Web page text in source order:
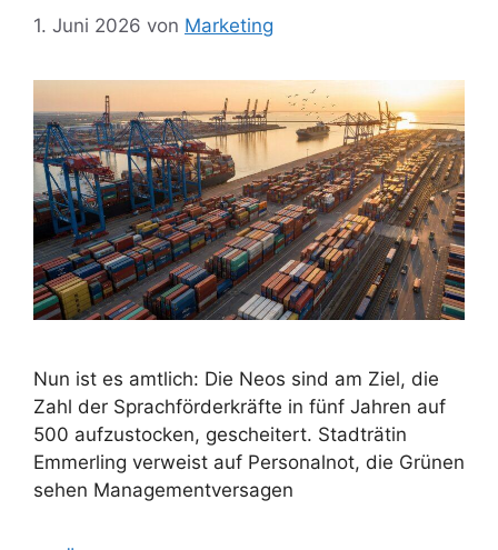
1. Juni 2026 von Marketing
Nun ist es amtlich: Die Neos sind am Ziel, die
Zahl der Sprachförderkräfte in fünf Jahren auf
500 aufzustocken, gescheitert. Stadträtin
Emmerling verweist auf Personalnot, die Grünen
sehen Managementversagen